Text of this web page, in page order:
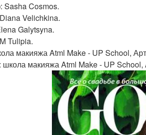
Sasha Cosmos.
Velichkina.
Galytsyna.
Tulipia.
макияжа Atml Make - UP School,
школа макияжа Atml Make - UP School,